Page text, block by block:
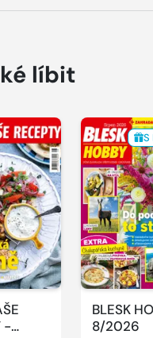
líbit
-
S
BLESK
8/2026